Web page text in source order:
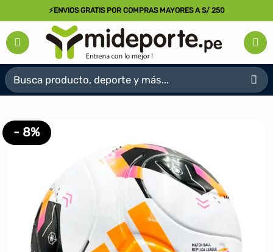
al
contenido
⚡ENVIOS GRATIS POR COMPRAS MAYORES A S/ 250
Buscar
por:
- 8%